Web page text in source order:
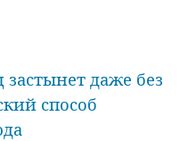
даже без
способ